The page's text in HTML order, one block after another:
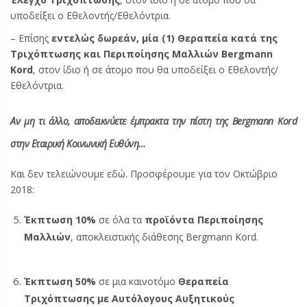
υποδείξει ο Εθελοντής/Εθελόντρια.
– Επίσης εντελώς δωρεάν, μία (1) Θεραπεία κατά της
Τριχόπτωσης και Περιποίησης Μαλλιών Bergmann
Kord, στον ίδιο ή σε άτομο που θα υποδείξει ο Εθελοντής/
Εθελόντρια.
Αν μη τι άλλο, αποδεικνύετε έμπρακτα την πίστη της Bergmann Kord
στην Εταιρική Κοινωνική Ευθύνη…
Και δεν τελειώνουμε εδώ. Προσφέρουμε για τον Οκτώβριο
2018:
Έκπτωση 10% σε όλα τα προϊόντα Περιποίησης
Μαλλιών, αποκλειστικής διάθεσης Bergmann Kord.
Έκπτωση 50% σε μια καινοτόμο Θεραπεία
Τριχόπτωσης με Αυτόλογους Αυξητικούς